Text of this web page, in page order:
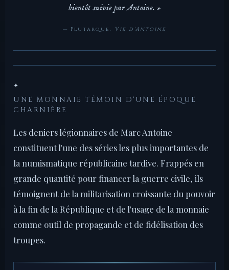
bientôt suivie par Antoine. »
— Plutarque, Vie d'Antoine
✦
UNE MONNAIE TÉMOIN D'UNE ÉPOQUE
CHARNIÈRE
Les deniers légionnaires de Marc Antoine
constituent l'une des séries les plus importantes de
la numismatique républicaine tardive. Frappés en
grande quantité pour financer la guerre civile, ils
témoignent de la militarisation croissante du pouvoir
à la fin de la République et de l'usage de la monnaie
comme outil de propagande et de fidélisation des
troupes.